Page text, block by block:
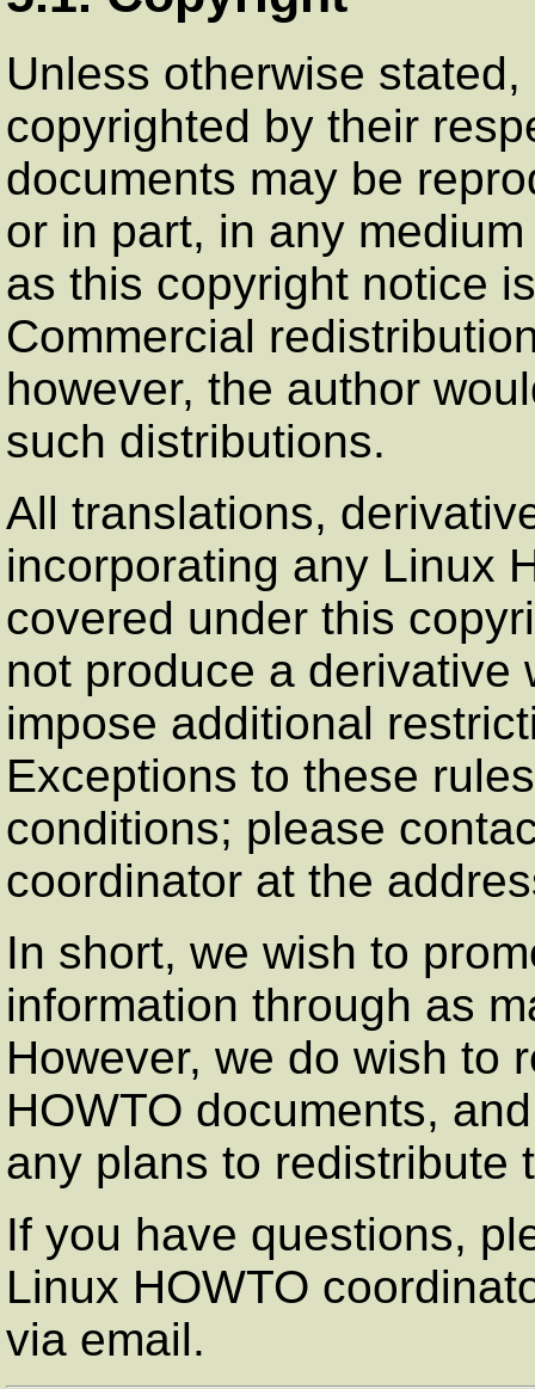
Unless otherwise
copyrighted by their
documents may be
or in part, in any
as this copyright notice
Commercial
however, the author
such distributions.
All translations,
incorporating any Linux
covered under this
not produce a derivative
impose additional
Exceptions to these
conditions; please
coordinator at the
In short, we wish to
information through as
However, we do wish to
HOWTO documents,
any plans to redistribute
If you have questions,
Linux HOWTO
via email.